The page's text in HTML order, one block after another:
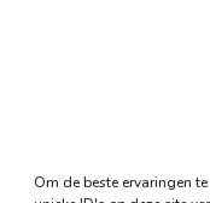
Om de beste ervaringen